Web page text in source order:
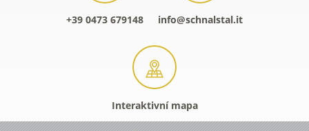
+39 0473 679148 info@schnalstal.it
Interaktivní mapa